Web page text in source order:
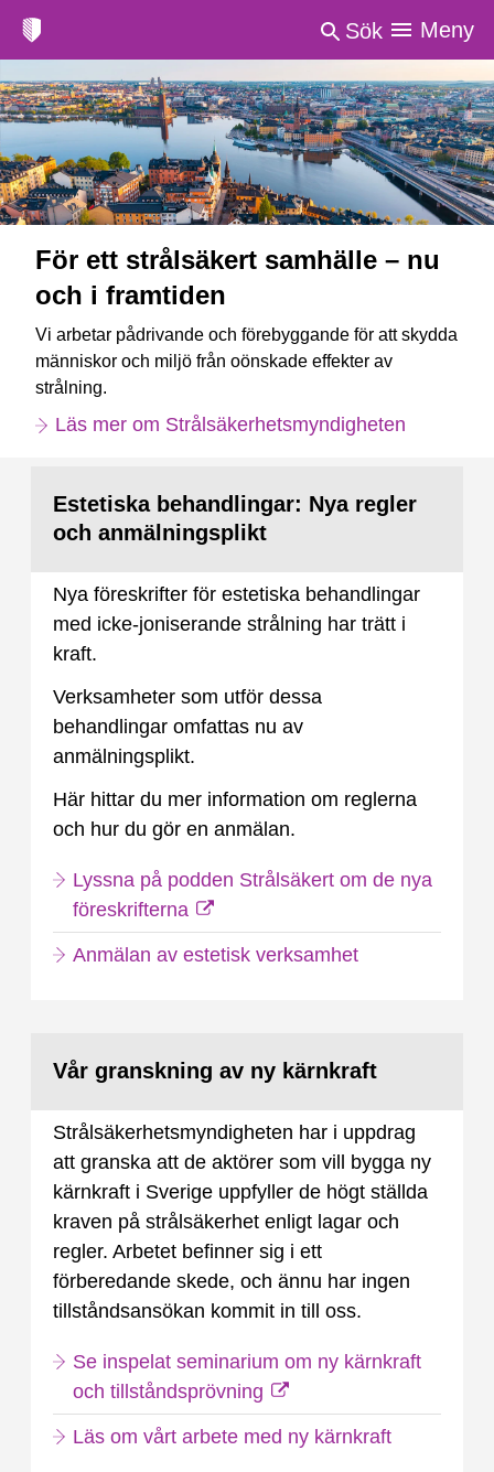
Sök Meny
För ett strålsäkert samhälle – nu
och i framtiden
Vi arbetar pådrivande och förebyggande för att skydda
människor och miljö från oönskade effekter av
strålning.
Läs mer om Strålsäkerhetsmyndigheten
Estetiska behandlingar: Nya regler
och anmälningsplikt
Nya föreskrifter för estetiska behandlingar
med icke-joniserande strålning har trätt i
kraft.
Verksamheter som utför dessa
behandlingar omfattas nu av
anmälningsplikt.
Här hittar du mer information om reglerna
och hur du gör en anmälan.
Lyssna på podden Strålsäkert om de nya
föreskrifterna
Anmälan av estetisk verksamhet
Vår granskning av ny kärnkraft
Strålsäkerhetsmyndigheten har i uppdrag
att granska att de aktörer som vill bygga ny
kärnkraft i Sverige uppfyller de högt ställda
kraven på strålsäkerhet enligt lagar och
regler. Arbetet befinner sig i ett
förberedande skede, och ännu har ingen
tillståndsansökan kommit in till oss.
Se inspelat seminarium om ny kärnkraft
och tillståndsprövning
Läs om vårt arbete med ny kärnkraft